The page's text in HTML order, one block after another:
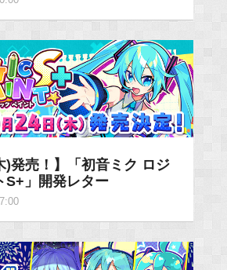
)発売！】「初音ミク ロジ
S+」開発レター